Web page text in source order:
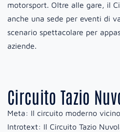
motorsport. Oltre alle gare, il
anche una sede per eventi di
scenario spettacolare per
aziende.
Circuito Tazio
Meta: Il circuito moderno
Introtext: Il Circuito Tazio